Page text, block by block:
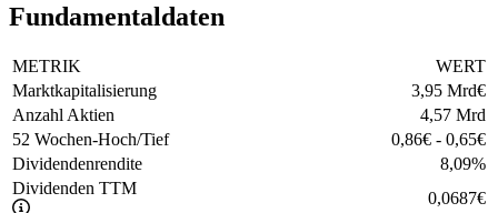
Fundamentaldaten
METRIK
WERT
Marktkapitalisierung
3,95 Mrd€
Anzahl Aktien
4,57 Mrd
52 Wochen-Hoch/Tief
0,86€ - 0,65€
Dividendenrendite
8,09%
Dividenden TTM
0,0687€